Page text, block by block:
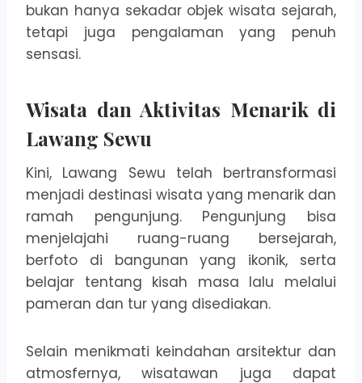
bukan hanya sekadar objek wisata sejarah,
tetapi juga pengalaman yang penuh
sensasi.
Wisata dan Aktivitas Menarik di
Lawang Sewu
Kini, Lawang Sewu telah bertransformasi
menjadi destinasi wisata yang menarik dan
ramah pengunjung. Pengunjung bisa
menjelajahi ruang-ruang bersejarah,
berfoto di bangunan yang ikonik, serta
belajar tentang kisah masa lalu melalui
pameran dan tur yang disediakan.
Selain menikmati keindahan arsitektur dan
atmosfernya, wisatawan juga dapat